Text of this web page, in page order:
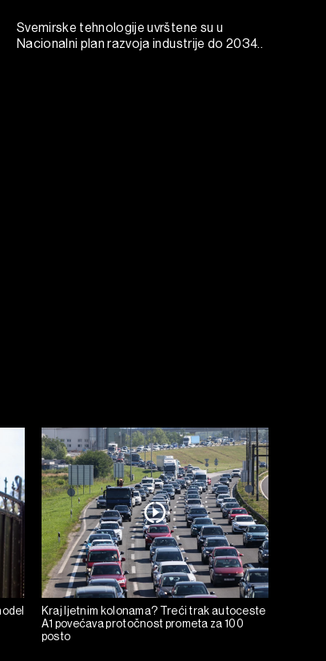
Svemirske tehnologije uvrštene su u
Nacionalni plan razvoja industrije do 2034..
Kraj ljetnim kolonama? Treći trak autoceste
A1 povećava protočnost prometa za 100
posto